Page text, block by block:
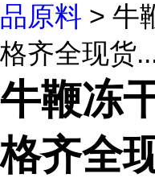
品原料 > 牛
格齐全现货
牛鞭冻
格齐全